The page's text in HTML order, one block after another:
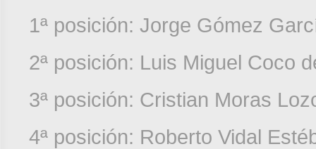
1ª posición: Jorge Gómez
2ª posición: Luis Miguel Coco
3ª posición: Cristian Moras
4ª posición: Roberto Vidal